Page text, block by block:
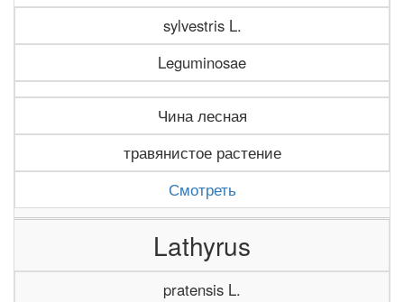
sylvestris L.
Leguminosae
Чина лесная
травянистое растение
Смотреть
Lathyrus
pratensis L.